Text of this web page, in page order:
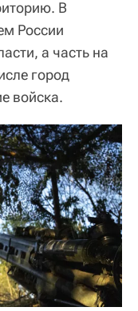
В
России
а часть на
город
войска.